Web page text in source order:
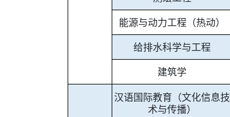
能源与动力工程（热动）
给排水科学与工程
建筑学
汉语国际教育（文化信息技
术与传播）